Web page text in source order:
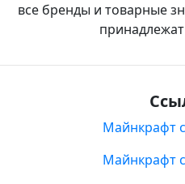
все бренды и товарные
Майнкрафт
Майнкрафт